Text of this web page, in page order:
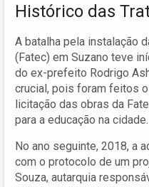
Histórico das
A batalha pela instalação
(Fatec) em Suzano teve
do ex-prefeito Rodrigo
crucial, pois foram feitos
licitação das obras da
para a educação na cidade.
No ano seguinte, 2018, a
com o protocolo de um
Souza, autarquia